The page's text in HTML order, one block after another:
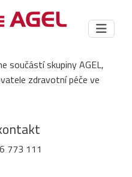
součástí skupiny AGEL,
zdravotní péče ve
773 111